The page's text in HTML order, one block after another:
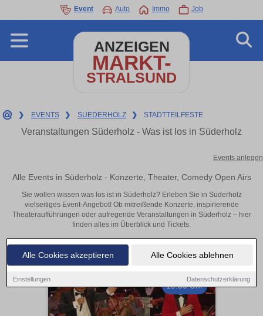
Alle Cookies akzeptieren Alle Cookies ablehnen
Einstellungen Datenschutzerklärung
Event Auto Immo Job
ANZEIGEN
MARKT-
STRALSUND
❯ EVENTS ❯ SUEDERHOLZ ❯ STADTTEILFESTE
Veranstaltungen Süderholz - Was ist los in Süderholz
Events anlegen
Alle Events in Süderholz - Konzerte, Theater, Comedy Open Airs
Sie wollen wissen was los ist in Süderholz? Erleben Sie in Süderholz
vielseitiges Event-Angebot! Ob mitreißende Konzerte, inspirierende
Theateraufführungen oder aufregende Veranstaltungen in Süderholz – hier
finden alles im Überblick und Tickets.
19:30 Uhr